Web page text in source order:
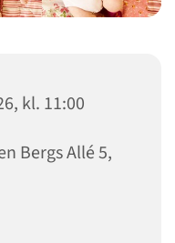
kl. 11:00
Bergs Allé 5,